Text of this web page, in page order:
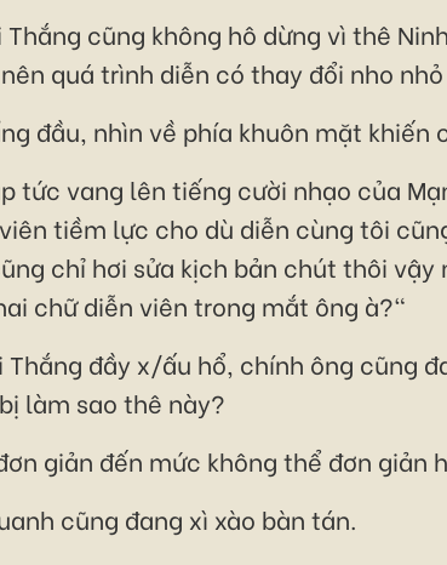
Thắng cũng không hô dừng vì thê
quá trình diễn có thay đổi nho
đầu, nhìn về phía khuôn mặt
tức vang lên tiếng cười nhạo của
tiềm lực cho dù diễn cùng tôi
chỉ hơi sửa kịch bản chút thôi
chữ diễn viên trong mắt ông à?"
Thắng đầy x/ấu hổ, chính ông cũng
làm sao thê này?
giản đến mức không thể đơn giản
cũng đang xì xào bàn tán.